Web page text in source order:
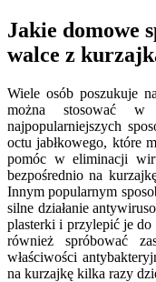
Jakie domowe
walce z
Wiele osób poszukuje
można stosować w
najpopularniejszych
octu jabłkowego, które
pomóc w eliminacji
bezpośrednio na
Innym popularnym
silne działanie
plasterki i przylepić je do
również spróbować
właściwości
na kurzajkę kilka razy